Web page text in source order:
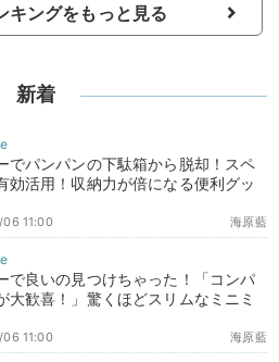
キングをもっと見る
新着
でパンパンの下駄箱から脱却！スペ
効活用！収納力が倍になる便利グッ
海原藍
11:00
で良いの見つけちゃった！「コンパ
大歓喜！」驚くほどスリムなミニミ
海原藍
11:00